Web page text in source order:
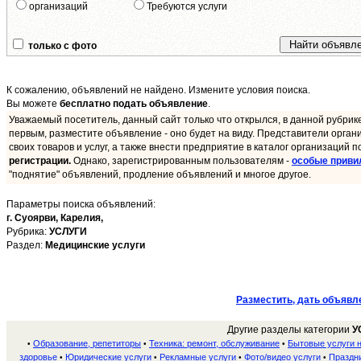
организаций
Требуются услуги
только с фото
К сожалению, объявлений не найдено. Измените условия поиска.
Вы можете бесплатно подать объявление.
Уважаемый посетитель, данный сайт только что открылся, в данной
первым, разместите объявление - оно будет на виду. Представители
своих товаров и услуг, а также внести предприятие в каталог организаций
регистрации. Однако, зарегистрированным пользователям - особые
"поднятие" объявлений, продление объявлений и многое другое.
Параметры поиска объявлений:
г. Суоярви, Карелия,
Рубрика: УСЛУГИ
Раздел: Медицинские услуги
Разместить, дать
Другие разделы категории
• Образование, репетиторы • Техника: ремонт, обслуживание • Бытовые услуги
здоровье• Юридические услуги• Рекламные услуги• Фото/видео услуги•